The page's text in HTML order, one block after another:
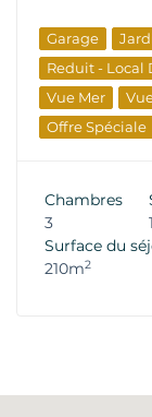
Garage
Reduit - Local
Vue Mer
Offre Spéciale
Chambres
3
Surface du
210m2